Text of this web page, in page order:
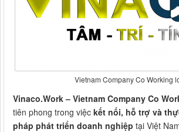
Vietnam Company Co Working
Vinaco.Work – Vietnam Company Co
tiên phong trong việc kết nối, hỗ trợ và
pháp phát triển doanh nghiệp tại Việt